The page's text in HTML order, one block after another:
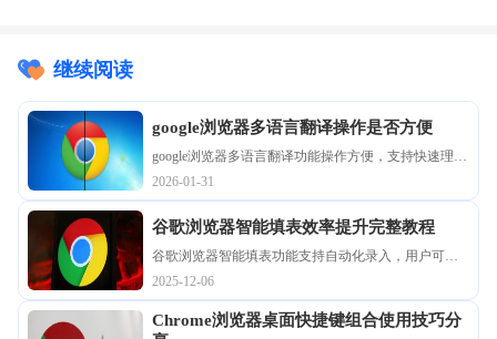
继续阅读
google浏览器多语言翻译操作是否方便
google浏览器多语言翻译功能操作方便，支持快速理解
外文网页。教程提供使用方法，帮助用户提升跨语言
浏览体验。
2026-01-31
谷歌浏览器智能填表效率提升完整教程
谷歌浏览器智能填表功能支持自动化录入，用户可通
过完整教程提升操作效率。技巧减少重复输入并优化
表单体验。
2025-12-06
Chrome浏览器桌面快捷键组合使用技巧分